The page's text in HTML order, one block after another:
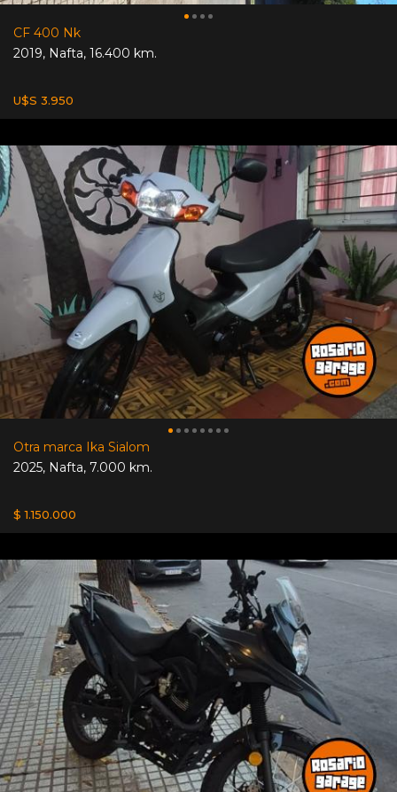
CF 400 Nk
2019, Nafta, 16.400 km.
U$S 3.950
Otra marca Ika Sialom
2025, Nafta, 7.000 km.
$ 1.150.000